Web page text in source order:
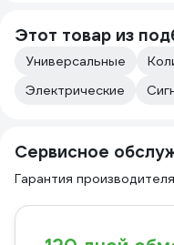
Этот товар из
Универсальные
Электрические
Сервисное
Гарантия